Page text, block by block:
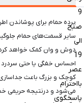
9
صبح
الی
19
عصر
بااحترام
پاسخگوی
پرده حمام برای
سایر قسمت‌های حمام
دوش و وان کمک خواهد کرد.
احساس خفگی یا حتی سردرد
کوچک و بزرگ باعث
می‌شود و درنتیجه حریمی